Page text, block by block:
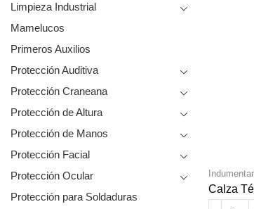
Limpieza Industrial
Mamelucos
Primeros Auxilios
Protección Auditiva
Protección Craneana
Protección de Altura
Protección de Manos
Protección Facial
Protección Ocular
Protección para Soldaduras
Calza